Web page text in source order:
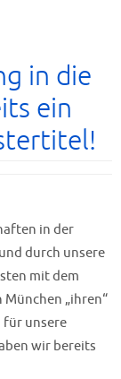
in die
ein
in der
durch unsere
mit dem
„ihren“
für unsere
wir bereits